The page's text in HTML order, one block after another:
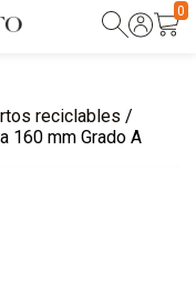
0
reciclables /
160 mm Grado A